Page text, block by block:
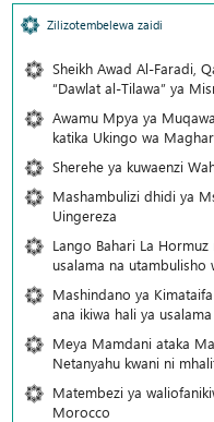
Zilizotembelewa zaidi
Sheikh Awad Al-Faradi,
“Dawlat al-Tilawa” ya
Awamu Mpya ya
katika Ukingo wa
Sherehe ya kuwaenzi
Mashambulizi dhidi ya
Uingereza
Lango Bahari La
usalama na utambulisho
Mashindano ya
ana ikiwa hali ya
Meya Mamdani ataka
Netanyahu kwani ni
Matembezi ya
Morocco